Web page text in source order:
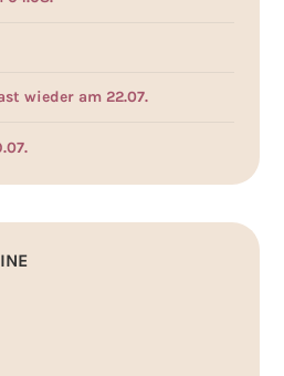
wieder am 22.07.